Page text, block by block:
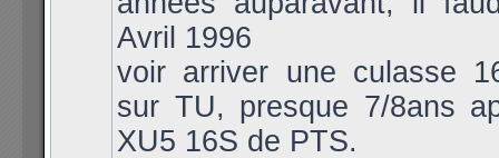
Avril 1996
voir arriver une culasse
sur TU, presque 7/8ans
XU5 16S de PTS.